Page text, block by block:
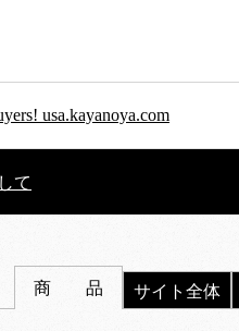
usa.kayanoya.com
て
商 品 サイト全体